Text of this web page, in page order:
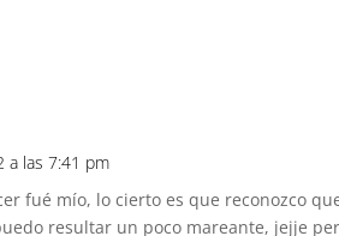
a las 7:41 pm
fué mío, lo cierto es que reconozco
resultar un poco mareante, jejje